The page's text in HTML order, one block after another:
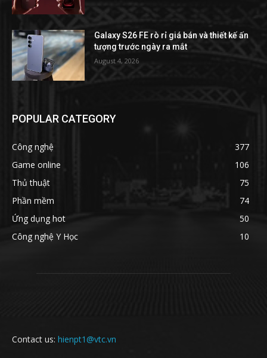
Galaxy S26 FE rò rỉ giá bán và thiết kế ấn
tượng trước ngày ra mắt
August 4, 2026
POPULAR CATEGORY
Công nghệ
377
Game online
106
Thủ thuật
75
Phần mềm
74
Ứng dụng hot
50
Công nghệ Y Học
10
Contact us: hienpt1@vtc.vn